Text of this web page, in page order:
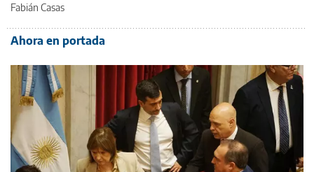
Fabián Casas
Ahora en portada